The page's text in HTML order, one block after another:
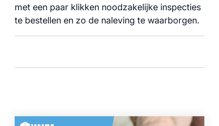
met een paar klikken noodzakelijke inspecties
te bestellen en zo de naleving te waarborgen.